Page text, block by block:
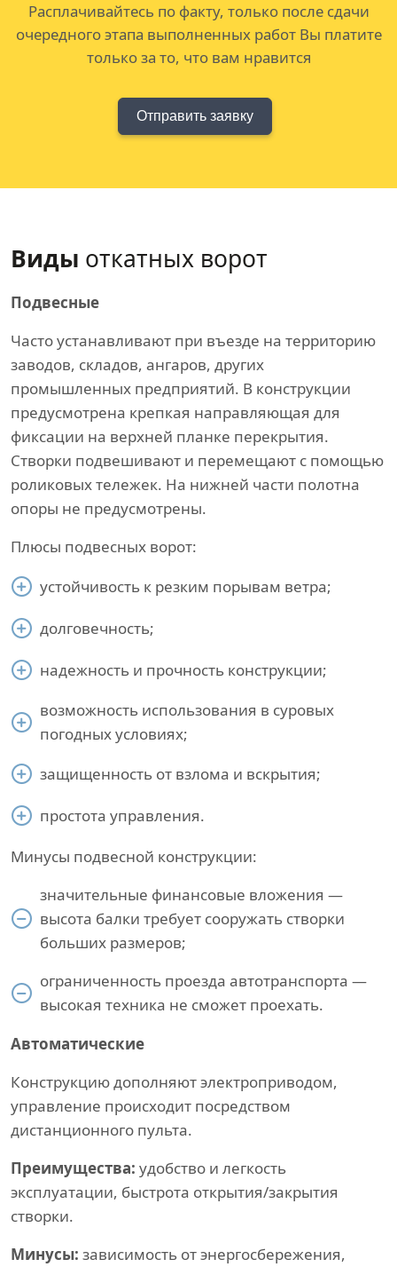
Расплачивайтесь по факту, только после сдачи
очередного этапа выполненных работ Вы платите
только за то, что вам нравится
Отправить заявку
Виды откатных ворот
Подвесные
Часто устанавливают при въезде на территорию
заводов, складов, ангаров, других
промышленных предприятий. В конструкции
предусмотрена крепкая направляющая для
фиксации на верхней планке перекрытия.
Створки подвешивают и перемещают с помощью
роликовых тележек. На нижней части полотна
опоры не предусмотрены.
Плюсы подвесных ворот:
устойчивость к резким порывам ветра;
долговечность;
надежность и прочность конструкции;
возможность использования в суровых
погодных условиях;
защищенность от взлома и вскрытия;
простота управления.
Минусы подвесной конструкции:
значительные финансовые вложения —
высота балки требует сооружать створки
больших размеров;
ограниченность проезда автотранспорта —
высокая техника не сможет проехать.
Автоматические
Конструкцию дополняют электроприводом,
управление происходит посредством
дистанционного пульта.
Преимущества: удобство и легкость
эксплуатации, быстрота открытия/закрытия
створки.
Минусы: зависимость от энергосбережения,